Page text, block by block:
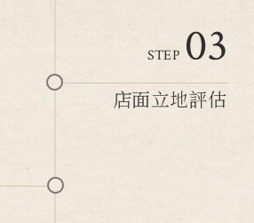
STEP 03
店面立地評估